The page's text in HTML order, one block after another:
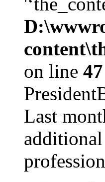
on line 47
Last